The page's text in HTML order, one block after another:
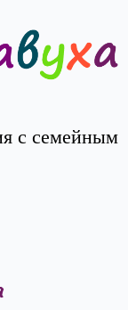
с семейным